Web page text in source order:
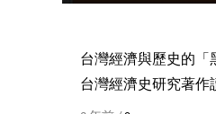
台灣經濟與歷史的「
台灣經濟史研究著作